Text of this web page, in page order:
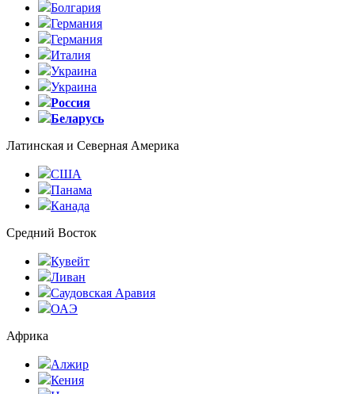
Болгария
Германия
Германия
Италия
Украина
Украина
Россия
Беларусь
Латинская и Северная Америка
США
Панама
Канада
Средний Восток
Кувейт
Ливан
Саудовская Аравия
ОАЭ
Африка
Алжир
Кения